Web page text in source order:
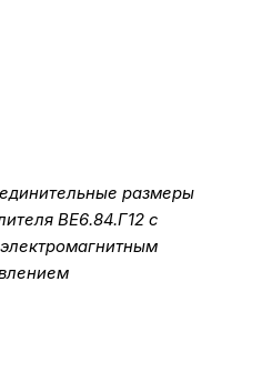
размеры
ВЕ6.84.Г12 с